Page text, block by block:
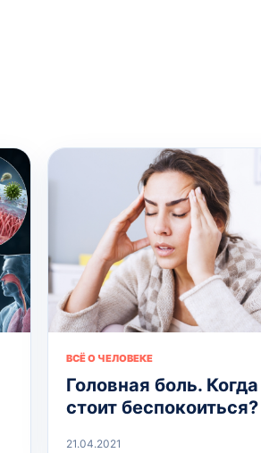
ВСЁ О ЧЕЛОВЕКЕ
Головная боль. Когда
стоит беспокоиться?
21.04.2021